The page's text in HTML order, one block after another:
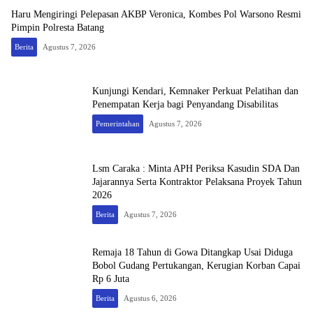
Haru Mengiringi Pelepasan AKBP Veronica, Kombes Pol Warsono Resmi
Pimpin Polresta Batang
Berita Agustus 7, 2026
Kunjungi Kendari, Kemnaker Perkuat Pelatihan dan
Penempatan Kerja bagi Penyandang Disabilitas
Pemerintahan Agustus 7, 2026
Lsm Caraka : Minta APH Periksa Kasudin SDA Dan
Jajarannya Serta Kontraktor Pelaksana Proyek Tahun
2026
Berita Agustus 7, 2026
Remaja 18 Tahun di Gowa Ditangkap Usai Diduga
Bobol Gudang Pertukangan, Kerugian Korban Capai
Rp 6 Juta
Berita Agustus 6, 2026